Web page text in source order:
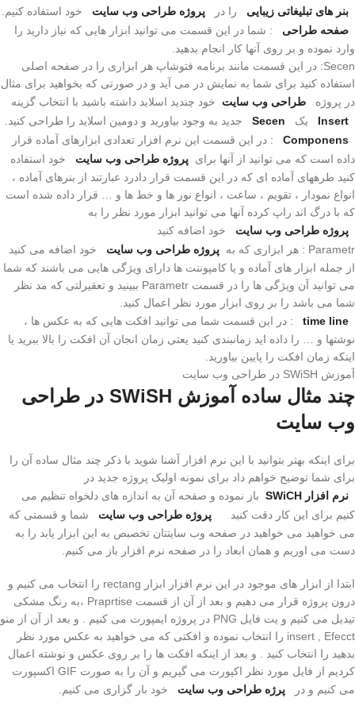
بنر های تبلیغاتی زیبایی
را در پروژه طراحی وب سایت
خود استفاده کنیم.
صفحه طراحی
: شما در این قسمت می توانید ابزار هایی که نیاز دارید را
وارد نموده و بر روی آنها کار انجام بدهید.
Secen: در این قسمت مانند برنامه فتوشاپ هر ابزاری را در صفحه اصلی
استفاده کنید برای شما به نمایش در می آید و در صورتی که بخواهید برای مثال
در پروژه
طراحی وب سایت
خود چندید اسلاید داشته باشید با انتخاب گزینه
Insert
یک Secen
جدید به وجود بیاورید و دومین اسلاید را طراحی کنید.
Componens
: در این قسمت این نرم افزار تعدادی ابزارهای آماده قرار
داده است که می توانید از آنها برای پروژه طراحی وب سایت
خود استفاده
کنید طرههای آماده ای که در این قسمت قرار دادرد عبارتند از بنرهای آماده ،
انواع نمودار ، تقویم ، ساعت ، انواع نور ها و خط ها و … قرار داده شده است
که با درگ اند راپ کرده آنها می توانید ابزار مورد نظر را به
پروژه طراحی وب سایت
خود اضافه کنید
Parametr : هر ابزاری که به
پروژه طراحی وب سایت
خود اضافه می کنید
از جمله ابزار های آماده و یا کامپوننت ها دارای ویژگی هایی می باشند که شما
می توانید آن ویژگی ها را در قسمت Parametr ببینید و تعقیرلتی که مد نظر
شما می باشد را بر روی ابزار مورد نظر اعمال کنید.
time line
: در این قسمت شما می توانید افکت هایی که به عکس ها ،
نوشتها و … را داده اید زمانبندی کنید یعتی زمان انجان آن افکت را بالا ببرید یا
اینکه زمان افکت را پایین بیاورید.
آموزش SWiSH در طراحی وب سایت
چند مثال ساده آموزش SWiSH در طراحی
وب سایت
برای اینکه بهتر بتوانید با این نرم افزار آشنا شوید با ذکر چند مثال ساده آن را
برای شما توضیح خواهم داد برای نمونه اولیک پروژه جدید در
نرم افزار SWiCH
باز نموده و صفحه آن به اندازه های دلخواه تنظیم می
کنیم برای این کار دقت کنید
پروژه طراحی وب سایت
شما و قسمتی که
می خواهید می خواهید در صفحه وب سایتتان تخصبص به این ابزار یابد را به
دست می اوریم و همان ابعاد را در صفحه نرم افزار باز می کنیم.
ابتدا از ابزار های موجود در این نرم افزار ابزار rectang را انتخاب می کنیم و
درون پروژه قرار می دهیم و بعد از آن از قسمت Praprtise ،به رنگ مشکی
تیدیل می کنیم و یت فایل PNG در پروژه ایمپورت می کنیم . و بعد از آن از منو
insert , Efecct را انتخاب نموده و افکتی که می خواهید به عکس مورد نظر
بدهید را انتخاب کنید . و بعد از اینکه افکت ها را بر روی عکس و نوشته اعمال
کردیم از فایل مورد نظر اکپورت می گیریم و آن را به صورت GIF اکسپورت
می کنیم و در
پرژه طراحی وب سایت خود بار گزاری می کنیم.